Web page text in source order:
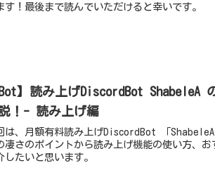
す！最後まで読んでいただけると幸いです。
Bot】読み上げDiscordBot ShabeleA
！- 読み上げ編
は、月額有料読み上げDiscordBot 「ShabeleA
凄さのポイントから読み上げ機能の使い方、
したいと思います。